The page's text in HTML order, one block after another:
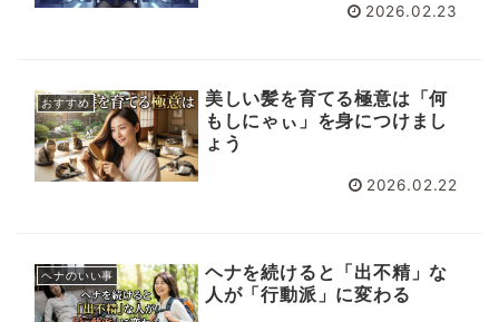
2026.02.23
おすすめ
美しい髪を育てる極意は「何
もしにゃぃ」を身につけまし
ょう
2026.02.22
ヘナのいい事
ヘナを続けると「出不精」な
人が「行動派」に変わる